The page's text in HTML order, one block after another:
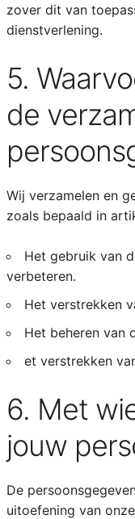
zover dit van
dienstverlening.
5.
de
Wij verzamelen en
zoals bepaald in
Het gebruik van
verbeteren.
Het verstrekken
Het beheren van
et verstrekken
6. Met
jouw
De
uitoefening van